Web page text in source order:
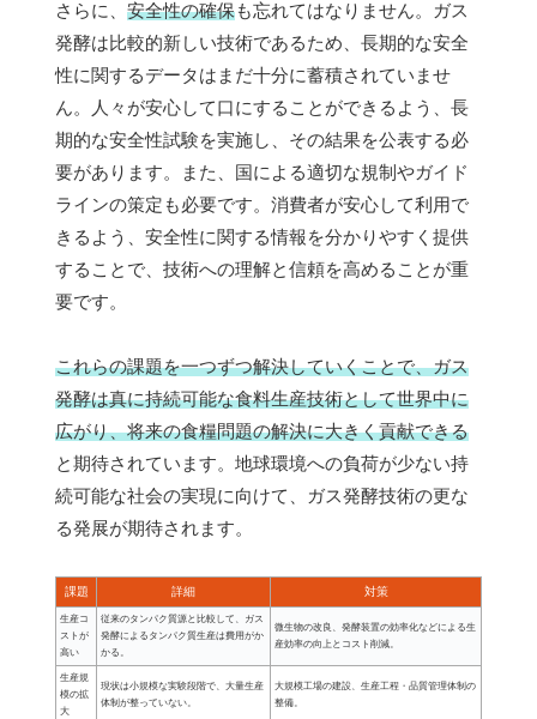
さらに、 安全性の確保も忘れてはなりません。ガス
発酵は比較的新しい技術であるため、長期的な安全
性に関するデータはまだ十分に蓄積されていませ
ん。人々が安心して口にすることができるよう、長
期的な安全性試験を実施し、その結果を公表する必
要があります。また、国による適切な規制やガイド
ラインの策定も必要です。消費者が安心して利用で
きるよう、安全性に関する情報を分かりやすく提供
することで、技術への理解と信頼を高めることが重
要です。
これらの課題を一つずつ解決していくことで、ガス
発酵は真に持続可能な食料生産技術として世界中に
広がり、将来の食糧問題の解決に大きく貢献できる
と期待されています。地球環境への負荷が少ない持
続可能な社会の実現に向けて、ガス発酵技術の更な
る発展が期待されます。
課題 詳細 対策
生産コ
ストが
高い
従来のタンパク質源と比較して、ガス
発酵によるタンパク質生産は費用がか
かる。
微生物の改良、発酵装置の効率化などによる生
産効率の向上とコスト削減。
生産規
模の拡
大
現状は小規模な実験段階で、大量生産
体制が整っていない。
大規模工場の建設、生産工程・品質管理体制の
整備。